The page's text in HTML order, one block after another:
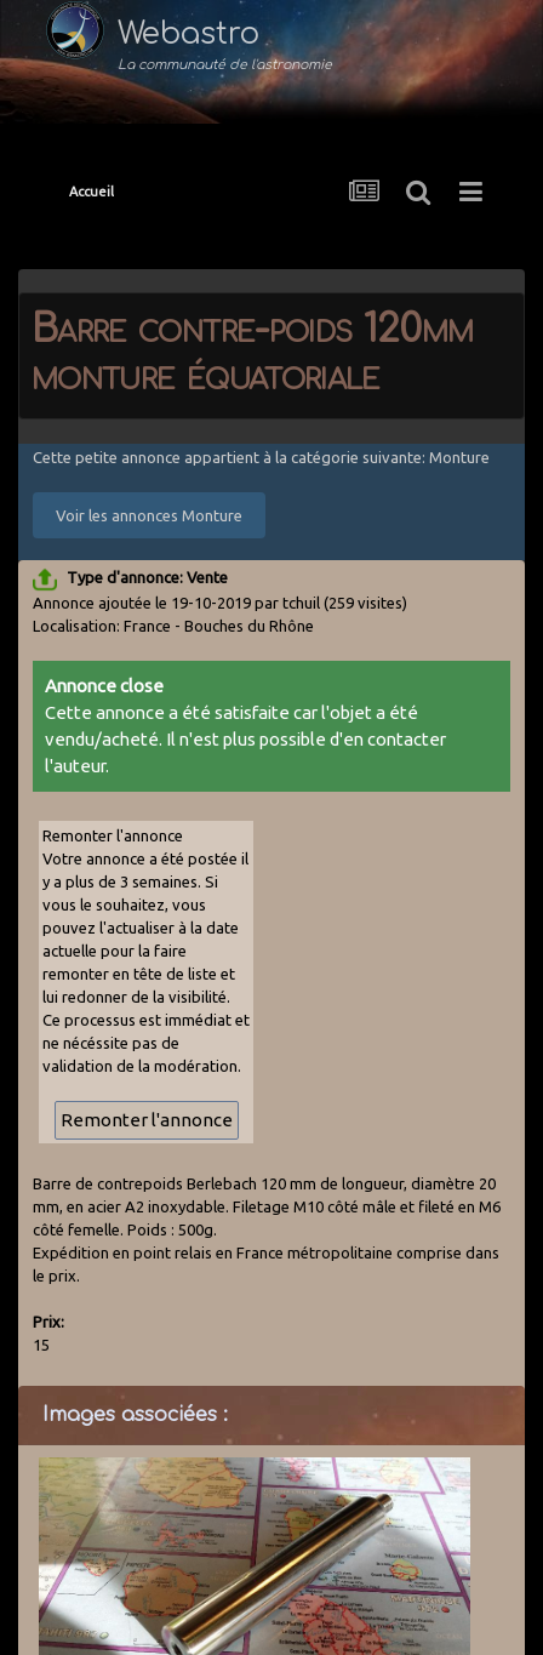
Webastro
La communauté de l'astronomie
Accueil
Barre contre-poids 120mm
monture équatoriale
Cette petite annonce appartient à la catégorie suivante: Monture
Voir les annonces Monture
Type d'annonce: Vente
Annonce ajoutée le 19-10-2019 par tchuil (259 visites)
Localisation: France - Bouches du Rhône
Annonce close
Cette annonce a été satisfaite car l'objet a été
vendu/acheté. Il n'est plus possible d'en contacter
l'auteur.
Remonter l'annonce
Votre annonce a été postée il
y a plus de 3 semaines. Si
vous le souhaitez, vous
pouvez l'actualiser à la date
actuelle pour la faire
remonter en tête de liste et
lui redonner de la visibilité.
Ce processus est immédiat et
ne nécéssite pas de
validation de la modération.
Barre de contrepoids Berlebach 120 mm de longueur, diamètre 20
mm, en acier A2 inoxydable. Filetage M10 côté mâle et fileté en M6
côté femelle. Poids : 500g.
Expédition en point relais en France métropolitaine comprise dans
le prix.
Prix:
15
Images associées :